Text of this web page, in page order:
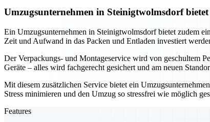
Umzugsunternehmen in Steinigtwolmsdorf
Ein Umzugsunternehmen in Steinigtwolmsdorf bietet zudem
Zeit und Aufwand in das Packen und Entladen investiert
Der Verpackungs- und Montageservice wird von geschultem
Geräte – alles wird fachgerecht gesichert und am neuen
Mit diesem zusätzlichen Service bietet ein
Stress minimieren und den Umzug so stressfrei wie möglich
Features